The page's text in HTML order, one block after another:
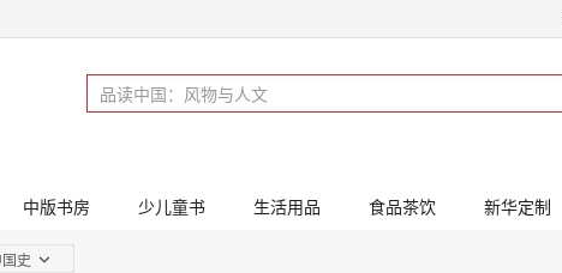
中版书房 少儿童书 生活用品 食品茶饮 新华定制
史